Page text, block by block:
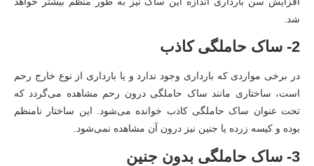
شد.
2- ساک حاملگی کاذب
در برخی مواردی که بارداری وجود ندارد و یا بارداری از نوع خارج رحم
است، ساختاری مانند ساک حاملگی درون رحم مشاهده می‌گردد که
تحت عنوان ساک حاملگی کاذب خوانده می‌شود. این ساختار نامنظم
بوده و کیسه زرده یا جنین نیز درون آن مشاهده نمی‌شود.
3- ساک حاملگی بدون جنین